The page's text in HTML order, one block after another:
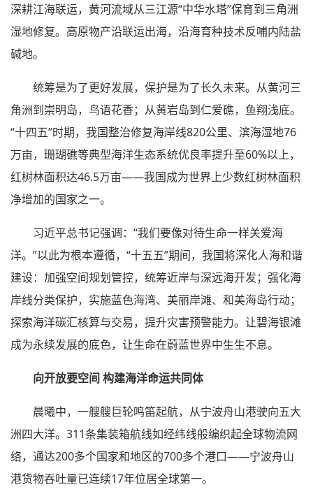
深耕江海联运，黄河流域从三江源“中华水塔”保育到三角洲
湿地修复。高原物产沿联运出海，沿海育种技术反哺内陆盐
碱地。
统筹是为了更好发展，保护是为了长久未来。从黄河三
角洲到崇明岛，鸟语花香；从黄岩岛到仁爱礁，鱼翔浅底。
“十四五”时期，我国整治修复海岸线820公里、滨海湿地76
万亩，珊瑚礁等典型海洋生态系统优良率提升至60%以上，
红树林面积达46.5万亩——我国成为世界上少数红树林面积
净增加的国家之一。
习近平总书记强调：“我们要像对待生命一样关爱海
洋。”以此为根本遵循，“十五五”期间，我国将深化人海和谐
建设：加强空间规划管控，统筹近岸与深远海开发；强化海
岸线分类保护，实施蓝色海湾、美丽岸滩、和美海岛行动；
探索海洋碳汇核算与交易，提升灾害预警能力。让碧海银滩
成为永续发展的底色，让生命在蔚蓝世界中生生不息。
向开放要空间 构建海洋命运共同体
晨曦中，一艘艘巨轮鸣笛起航，从宁波舟山港驶向五大
洲四大洋。311条集装箱航线如经纬线般编织起全球物流网
络，通达200多个国家和地区的700多个港口——宁波舟山
港货物吞吐量已连续17年位居全球第一。